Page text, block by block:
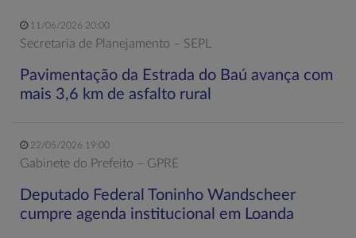
11/06/2026 20:00
Secretaria de Planejamento – SEPL
Pavimentação da Estrada do Baú avança com
mais 3,6 km de asfalto rural
22/05/2026 19:00
Gabinete do Prefeito – GPRE
Deputado Federal Toninho Wandscheer
cumpre agenda institucional em Loanda